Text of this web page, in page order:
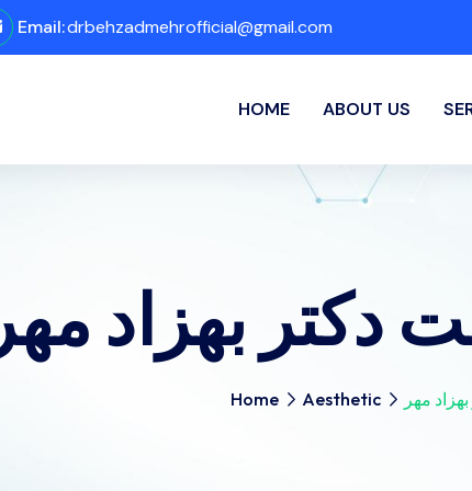
Email:drbehzadmehrofficial@gmail.com
HOME ABOUT US
بهزاد مهر
Home Aesthetic مهر